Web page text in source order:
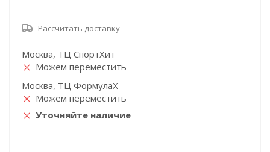
Рассчитать доставку
Москва, ТЦ СпортХит
Можем переместить
Москва, ТЦ ФормулаХ
Можем переместить
Уточняйте наличие